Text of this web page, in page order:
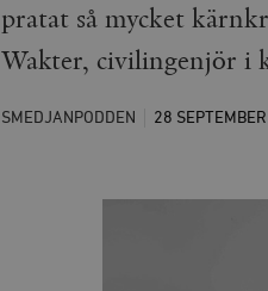
pratat så mycket
Wakter, civilingenjör i
SMEDJANPODDEN 28 SEPTEMBER